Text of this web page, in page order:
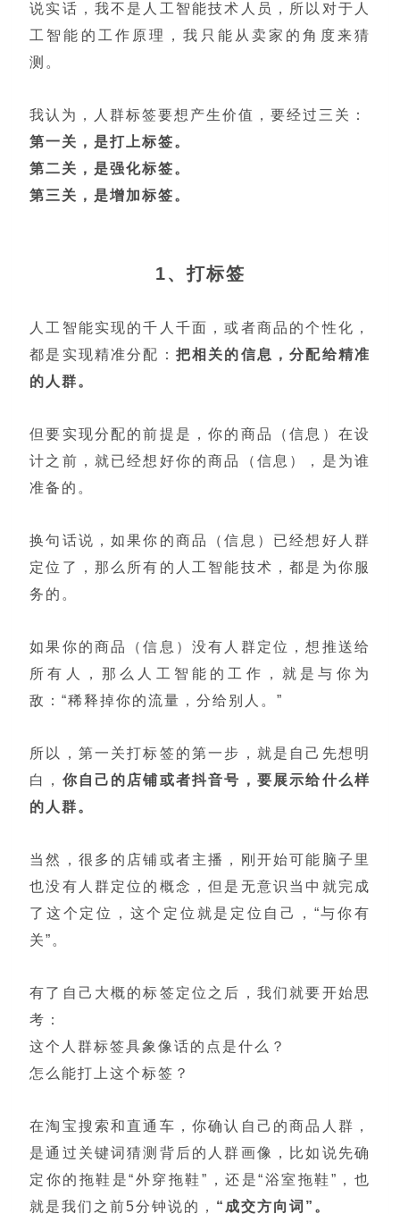
说实话，我不是人工智能技术人员，所以对于人
工智能的工作原理，我只能从卖家的角度来猜
测。
我认为，人群标签要想产生价值，要经过三关：
第一关，是打上标签。
第二关，是强化标签。
第三关，是增加标签。
1、打标签
人工智能实现的千人千面，或者商品的个性化，
都是实现精准分配： 把相关的信息，分配给精准
的人群。
但要实现分配的前提是，你的商品（信息）在设
计之前，就已经想好你的商品（信息），是为谁
准备的。
换句话说，如果你的商品（信息）已经想好人群
定位了，那么所有的人工智能技术，都是为你服
务的。
如果你的商品（信息）没有人群定位，想推送给
所有人，那么人工智能的工作，就是与你为
敌：“稀释掉你的流量，分给别人。”
所以，第一关打标签的第一步，就是自己先想明
白， 你自己的店铺或者抖音号，要展示给什么样
的人群。
当然，很多的店铺或者主播，刚开始可能脑子里
也没有人群定位的概念，但是无意识当中就完成
了这个定位，这个定位就是定位自己，“与你有
关”。
有了自己大概的标签定位之后，我们就要开始思
考：
这个人群标签具象像话的点是什么？
怎么能打上这个标签？
在淘宝搜索和直通车，你确认自己的商品人群，
是通过关键词猜测背后的人群画像，比如说先确
定你的拖鞋是“外穿拖鞋”，还是“浴室拖鞋”，也
就是我们之前5分钟说的， “成交方向词”。